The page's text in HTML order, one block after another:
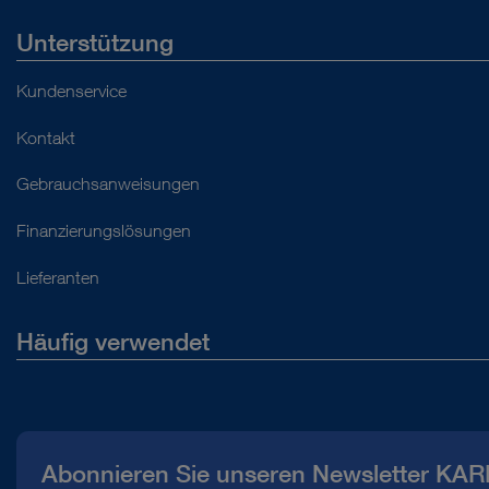
Unterstützung
Kundenservice
Kontakt
Gebrauchsanweisungen
Finanzierungslösungen
Lieferanten
Häufig verwendet
Compliance Hotline
Abonnieren Sie unseren Newsletter